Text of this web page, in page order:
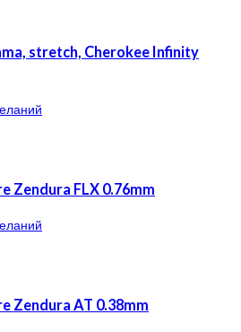
stretch, Cherokee Infinity
Zendura FLX 0.76mm
Zendura AT 0.38mm